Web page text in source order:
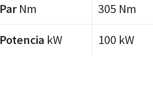
ParNm 305 Nm
Potencia kW 100 kW